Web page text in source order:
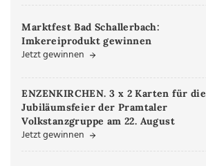
Marktfest Bad Schallerbach:
Imkereiprodukt gewinnen
Jetzt gewinnen
ENZENKIRCHEN. 3 x 2 Karten für die
Jubiläumsfeier der Pramtaler
Volkstanzgruppe am 22. August
Jetzt gewinnen